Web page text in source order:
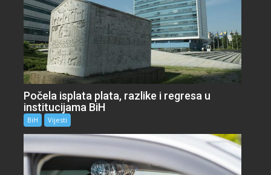
Počela isplata plata, razlike i regresa u
institucijama BiH
BiH Vijesti